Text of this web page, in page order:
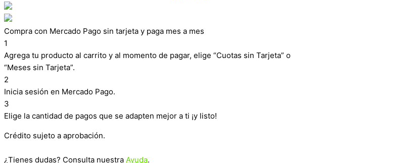
Compra con Mercado Pago sin tarjeta y paga mes a mes
1
Agrega tu producto al carrito y al momento de pagar, elige “Cuotas sin Tarjeta” o
“Meses sin Tarjeta”.
2
Inicia sesión en Mercado Pago.
3
Elige la cantidad de pagos que se adapten mejor a ti ¡y listo!
Crédito sujeto a aprobación.
¿Tienes dudas? Consulta nuestra Ayuda.